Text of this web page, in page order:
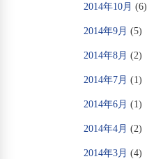
2014年10月 (6)
2014年9月 (5)
2014年8月 (2)
2014年7月 (1)
2014年6月 (1)
2014年4月 (2)
2014年3月 (4)